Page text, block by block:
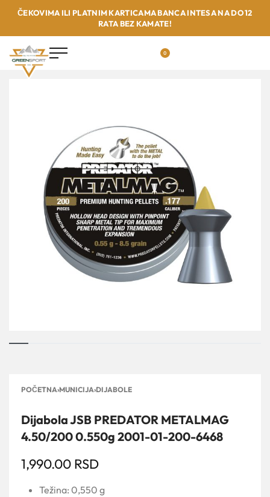
ČEKOVIMA ILI PLATNIM KARTICAMA BANCA INTESA NA DO 12
RATA BEZ KAMATE!
0
POČETNA›MUNICIJA›DIJABOLE
Dijabola JSB PREDATOR METALMAG
4.50/200 0.550g 2001-01-200-6468
1,990.00 RSD
Težina: 0,550 g